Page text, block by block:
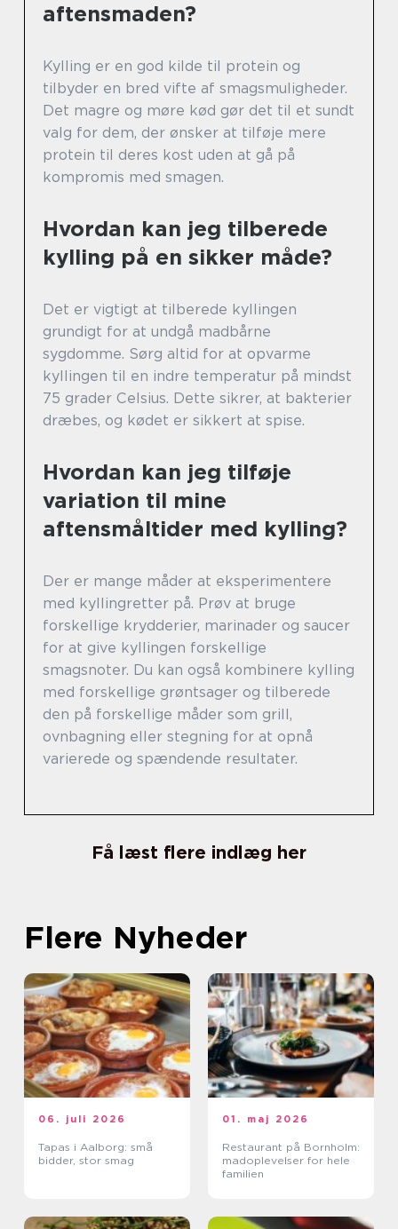
aftensmaden?
Kylling er en god kilde til protein og
tilbyder en bred vifte af smagsmuligheder.
Det magre og møre kød gør det til et sundt
valg for dem, der ønsker at tilføje mere
protein til deres kost uden at gå på
kompromis med smagen.
Hvordan kan jeg tilberede
kylling på en sikker måde?
Det er vigtigt at tilberede kyllingen
grundigt for at undgå madbårne
sygdomme. Sørg altid for at opvarme
kyllingen til en indre temperatur på mindst
75 grader Celsius. Dette sikrer, at bakterier
dræbes, og kødet er sikkert at spise.
Hvordan kan jeg tilføje
variation til mine
aftensmåltider med kylling?
Der er mange måder at eksperimentere
med kyllingretter på. Prøv at bruge
forskellige krydderier, marinader og saucer
for at give kyllingen forskellige
smagsnoter. Du kan også kombinere kylling
med forskellige grøntsager og tilberede
den på forskellige måder som grill,
ovnbagning eller stegning for at opnå
varierede og spændende resultater.
Få læst flere indlæg her
Flere Nyheder
06. juli 2026
Tapas i Aalborg: små
bidder, stor smag
01. maj 2026
Restaurant på Bornholm:
madoplevelser for hele
familien